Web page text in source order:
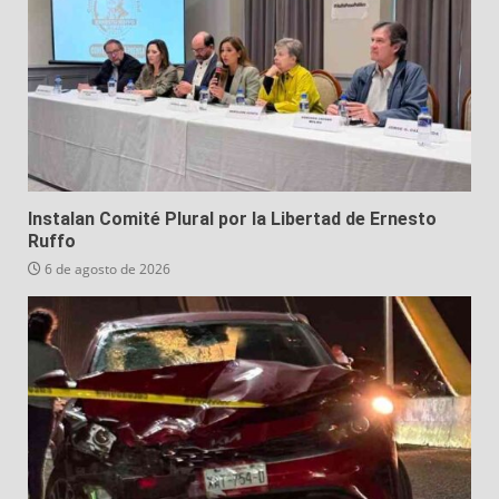
Instalan Comité Plural por la Libertad de Ernesto
Ruffo
6 de agosto de 2026